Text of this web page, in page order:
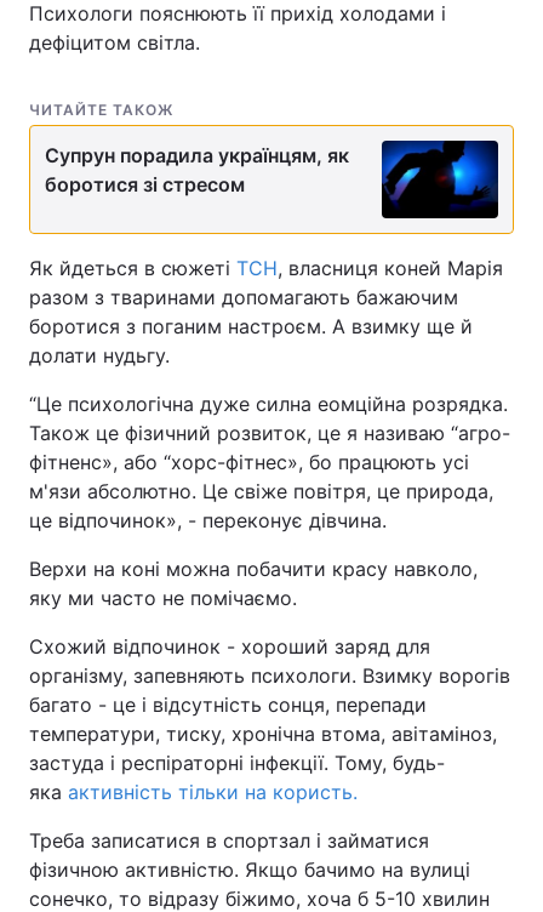
Психологи пояснюють її прихід холодами і
дефіцитом світла.
ЧИТАЙТЕ ТАКОЖ
Супрун порадила українцям, як
боротися зі стресом
Як йдеться в сюжеті ТСН, власниця коней Марія
разом з тваринами допомагають бажаючим
боротися з поганим настроєм. А взимку ще й
долати нудьгу.
“Це психологічна дуже силна еомційна розрядка.
Також це фізичний розвиток, це я називаю “агро-
фітненс», або “хорс-фітнес», бо працюють усі
м'язи абсолютно. Це свіже повітря, це природа,
це відпочинок», - переконує дівчина.
Верхи на коні можна побачити красу навколо,
яку ми часто не помічаємо.
Схожий відпочинок - хороший заряд для
організму, запевняють психологи. Взимку ворогів
багато - це і відсутність сонця, перепади
температури, тиску, хронічна втома, авітаміноз,
застуда і респіраторні інфекції. Тому, будь-
яка активність тільки на користь.
Треба записатися в спортзал і займатися
фізичною активністю. Якщо бачимо на вулиці
сонечко, то відразу біжимо, хоча б 5-10 хвилин